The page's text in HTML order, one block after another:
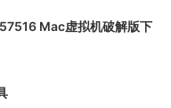
Mac虚拟机破解版下